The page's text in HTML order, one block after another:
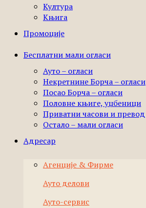
Култура
Књига
Промоције
Бесплатни мали огласи
Ауто – огласи
Некретнине Борча – огласи
Посао Борча – огласи
Половне књиге, уџбеници
Приватни часови и превод
Остало – мали огласи
Адресар
Агенције & Фирме
Ауто делови
Ауто-сервис